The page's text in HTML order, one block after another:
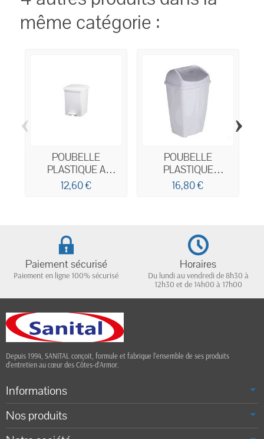
même catégorie :
POUBELLE
PLASTIQUE A
PEDALE 6L
12,60 €
POUBELLE
PLASTIQUE
COUVERCLE
BASCULANT 25L
16,80 €
‹ ›
Paiement sécurisé
Paiement en ligne 100% sécurisé
Horaires
Du lundi au vendredi de 8h30 à
12h30 et de 14h00 à 17h00
Depuis 1994, SANITAL conçoit, formule et fabrique l’ensemble de ses produits
d’entretien au cœur des Côtes-d’Armor.
Informations
Nos produits